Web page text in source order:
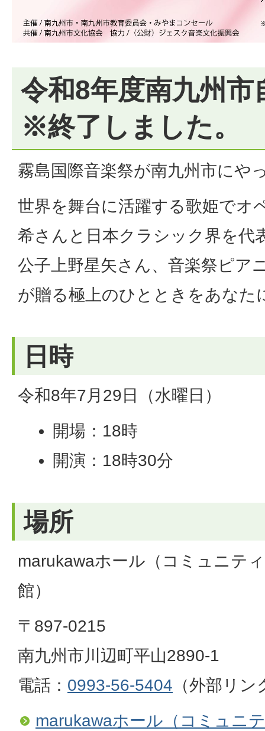
令和8年度南九州市
※終了しました。
霧島国際音楽祭が南九州市にや
世界を舞台に活躍する歌姫でオ
希さんと日本クラシック界を代
公子上野星矢さん、音楽祭ピア
が贈る極上のひとときをあなた
日時
令和8年7月29日（水曜日）
開場：18時
開演：18時30分
場所
marukawaホール（コミュニテ
館）
〒897-0215
南九州市川辺町平山2890-1
電話： 0993-56-5404 （外部リン
marukawaホール（コミュニ